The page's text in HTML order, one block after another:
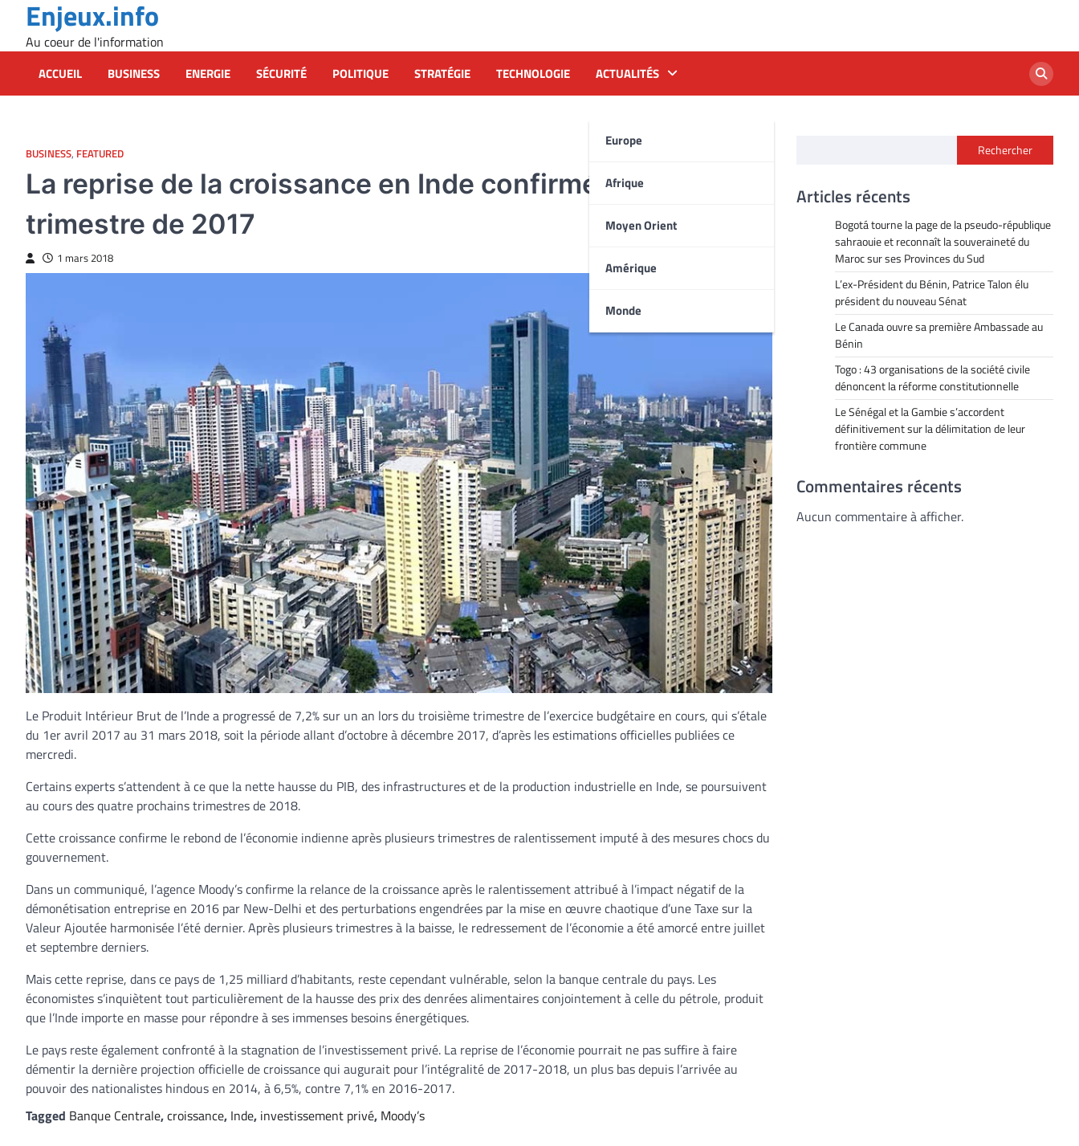
content
Enjeux.info
Au coeur de l'information
ACCUEIL BUSINESS ENERGIE SÉCURITÉ POLITIQUE STRATÉGIE TECHNOLOGIE ACTUALITÉS
Europe
Afrique
Moyen Orient
Amérique
Monde
BUSINESS, FEATURED
La reprise de la croissance en Inde confirmée au 4e
trimestre de 2017
1 mars 2018
Le Produit Intérieur Brut de l’Inde a progressé de 7,2% sur un an lors du troisième trimestre de l’exercice budgétaire en cours, qui s’étale
du 1er avril 2017 au 31 mars 2018, soit la période allant d’octobre à décembre 2017, d’après les estimations officielles publiées ce
mercredi.
Certains experts s’attendent à ce que la nette hausse du PIB, des infrastructures et de la production industrielle en Inde, se poursuivent
au cours des quatre prochains trimestres de 2018.
Cette croissance confirme le rebond de l’économie indienne après plusieurs trimestres de ralentissement imputé à des mesures chocs du
gouvernement.
Dans un communiqué, l’agence Moody’s confirme la relance de la croissance après le ralentissement attribué à l’impact négatif de la
démonétisation entreprise en 2016 par New-Delhi et des perturbations engendrées par la mise en œuvre chaotique d’une Taxe sur la
Valeur Ajoutée harmonisée l’été dernier. Après plusieurs trimestres à la baisse, le redressement de l’économie a été amorcé entre juillet
et septembre derniers.
Mais cette reprise, dans ce pays de 1,25 milliard d’habitants, reste cependant vulnérable, selon la banque centrale du pays. Les
économistes s’inquiètent tout particulièrement de la hausse des prix des denrées alimentaires conjointement à celle du pétrole, produit
que l’Inde importe en masse pour répondre à ses immenses besoins énergétiques.
Le pays reste également confronté à la stagnation de l’investissement privé. La reprise de l’économie pourrait ne pas suffire à faire
démentir la dernière projection officielle de croissance qui augurait pour l’intégralité de 2017-2018, un plus bas depuis l’arrivée au
pouvoir des nationalistes hindous en 2014, à 6,5%, contre 7,1% en 2016-2017.
Tagged Banque Centrale,croissance, Inde, investissement privé, Moody’s
Rechercher
Articles récents
Bogotá tourne la page de la pseudo-république
sahraouie et reconnaît la souveraineté du
Maroc sur ses Provinces du Sud
L’ex-Président du Bénin, Patrice Talon élu
président du nouveau Sénat
Le Canada ouvre sa première Ambassade au
Bénin
Togo : 43 organisations de la société civile
dénoncent la réforme constitutionnelle
Le Sénégal et la Gambie s’accordent
définitivement sur la délimitation de leur
frontière commune
Commentaires récents
Aucun commentaire à afficher.